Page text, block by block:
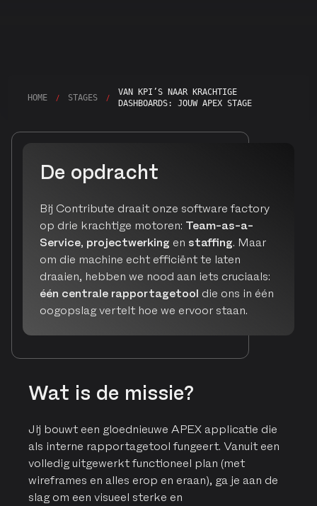
HOME / STAGES /
VAN KPI’S NAAR KRACHTIGE
DASHBOARDS: JOUW APEX STAGE
De opdracht
Bij Contribute draait onze software factory
op drie krachtige motoren: Team-as-a-
Service, projectwerking en staffing. Maar
om die machine echt efficiënt te laten
draaien, hebben we nood aan iets cruciaals:
één centrale rapportagetool die ons in één
oogopslag vertelt hoe we ervoor staan.
Wat is de missie?
Jij bouwt een gloednieuwe APEX applicatie die
als interne rapportagetool fungeert. Vanuit een
volledig uitgewerkt functioneel plan (met
wireframes en alles erop en eraan), ga je aan de
slag om een visueel sterke en